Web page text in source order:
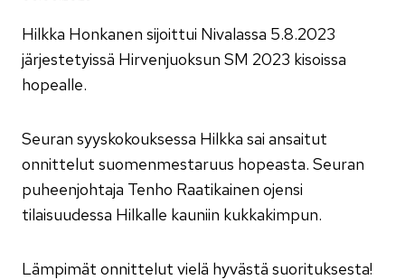
Hilkka Honkanen sijoittui Nivalassa 5.8.2023
järjestetyissä Hirvenjuoksun SM 2023 kisoissa
hopealle.
Seuran syyskokouksessa Hilkka sai ansaitut
onnittelut suomenmestaruus hopeasta. Seuran
puheenjohtaja Tenho Raatikainen ojensi
tilaisuudessa Hilkalle kauniin kukkakimpun.
Lämpimät onnittelut vielä hyvästä suorituksesta!